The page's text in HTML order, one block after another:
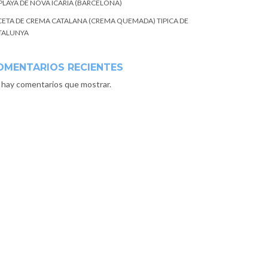
DE NOVA ICARIA (BARCELONA)
DE CREMA CATALANA (CREMA QUEMADA) TIPICA DE
RECIENTES
comentarios que mostrar.